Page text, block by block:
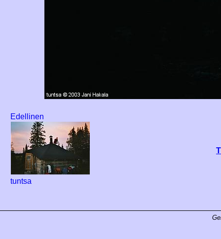
Edellinen
tuntsa